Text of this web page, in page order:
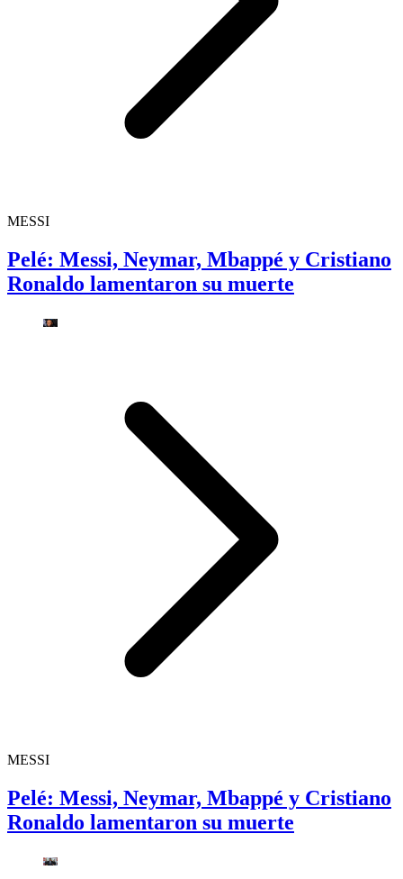
MESSI
Pelé: Messi, Neymar, Mbappé y Cristiano
Ronaldo lamentaron su muerte
MESSI
Pelé: Messi, Neymar, Mbappé y Cristiano
Ronaldo lamentaron su muerte